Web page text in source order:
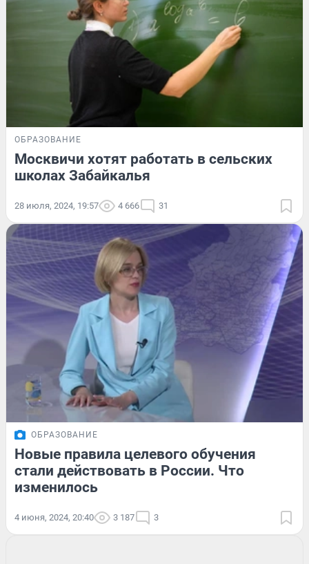
ОБРАЗОВАНИЕ
Москвичи хотят работать в сельских
школах Забайкалья
28 июля, 2024, 19:57 4 666 31
ОБРАЗОВАНИЕ
Новые правила целевого обучения
стали действовать в России. Что
изменилось
4 июня, 2024, 20:40 3 187 3